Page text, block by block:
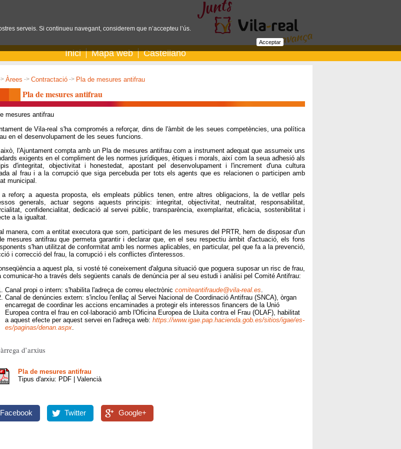
Inici Mapa web Castellano
Àrees -> Contractació -> Pla de mesures antifrau
Pla de mesures antifrau
mesures antifrau
de Vila-real s'ha compromés a reforçar, dins de l'àmbit de les seues competències, una política
en el desenvolupament de les seues funcions.
això, l'Ajuntament compta amb un Pla de mesures antifrau com a instrument adequat que assumeix uns
exigents en el compliment de les normes jurídiques, ètiques i morals, així com la seua adhesió als
d'integritat, objectivitat i honestedat, apostant pel desenvolupament i l'increment d'una cultura
al frau i a la corrupció que siga percebuda per tots els agents que es relacionen o participen amb
municipal.
a reforç a aquesta proposta, els empleats públics tenen, entre altres obligacions, la de vetllar pels
generals, actuar segons aquests principis: integritat, objectivitat, neutralitat, responsabilitat,
confidencialitat, dedicació al servei públic, transparència, exemplaritat, eficàcia, sostenibilitat i
a la igualtat.
manera, com a entitat executora que som, participant de les mesures del PRTR, hem de disposar d'un
mesures antifrau que permeta garantir i declarar que, en el seu respectiu àmbit d'actuació, els fons
s'han utilitzat de conformitat amb les normes aplicables, en particular, pel que fa a la prevenció,
i correcció del frau, la corrupció i els conflictes d'interessos.
a aquest pla, si vosté té coneixement d'alguna situació que poguera suposar un risc de frau,
comunicar-ho a través dels següents canals de denúncia per al seu estudi i anàlisi pel Comité Antifrau:
Canal propi o intern: s'habilita l'adreça de correu electrònic comiteantifraude@vila-real.es.
Canal de denúncies extern: s'inclou l'enllaç al Servei Nacional de Coordinació Antifrau (SNCA), òrgan
encarregat de coordinar les accions encaminades a protegir els interessos financers de la Unió
Europea contra el frau en col·laboració amb l'Oficina Europea de Lluita contra el Frau (OLAF), habilitat
a aquest efecte per aquest servei en l'adreça web: https://www.igae.pap.hacienda.gob.es/sitios/igae/es-
es/paginas/denan.aspx.
d’arxius
Pla de mesures antifrau
Tipus d'arxiu: PDF | Valencià
Facebook Twitter Google+
serveis. Si continueu navegant, considerem que n’accepteu l’ús.
Acceptar